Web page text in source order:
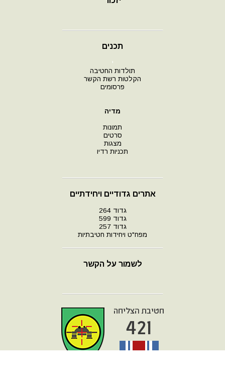
תכנים
י
תולדות החטיבה
הקלטות רשת הקשר
פרסומים
מדיה
תמונות
סרטים
מצגות
תכניות רדיו
אתרים גדודיים ויחידתיים
גדוד 264
גדוד 599
גדוד 257
מפח"ט ויחידות חטיבתיות
לשמור על הקשר